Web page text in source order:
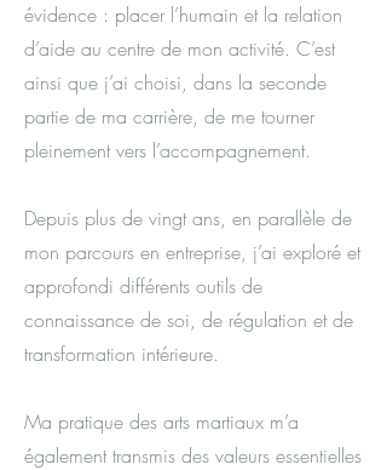
évidence : placer l’humain et la relation
d’aide au centre de mon activité. C’est
ainsi que j’ai choisi, dans la seconde
partie de ma carrière, de me tourner
pleinement vers l’accompagnement.
Depuis plus de vingt ans, en parallèle de
mon parcours en entreprise, j’ai exploré et
approfondi différents outils de
connaissance de soi, de régulation et de
transformation intérieure.
Ma pratique des arts martiaux m’a
également transmis des valeurs essentielles